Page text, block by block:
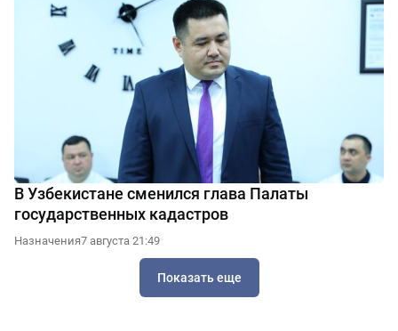
В Узбекистане сменился глава Палаты
государственных кадастров
Назначения7 августа 21:49
Показать еще